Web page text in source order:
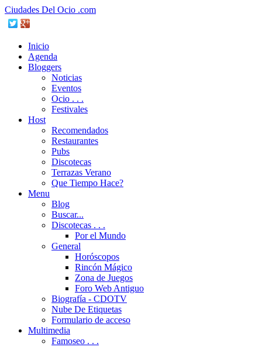
Ciudades Del Ocio .com
Inicio
Agenda
Bloggers
Noticias
Eventos
Ocio . . .
Festivales
Host
Recomendados
Restaurantes
Pubs
Discotecas
Terrazas Verano
Que Tiempo Hace?
Menu
Blog
Buscar...
Discotecas . . .
Por el Mundo
General
Horóscopos
Rincón Mágico
Zona de Juegos
Foro Web Antiguo
Biografía - CDOTV
Nube De Etiquetas
Formulario de acceso
Multimedia
Famoseo . . .